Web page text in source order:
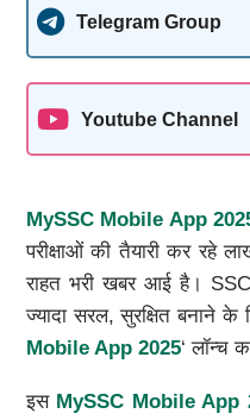
Telegram Group
Youtube Channel
MySSC Mobile App
परीक्षाओं की तैयारी कर रहे
राहत भरी खबर आई है।
ज्यादा सरल, सुरक्षित बनाने के
Mobile App 2025‘ लॉन्च
इस MySSC Mobile App